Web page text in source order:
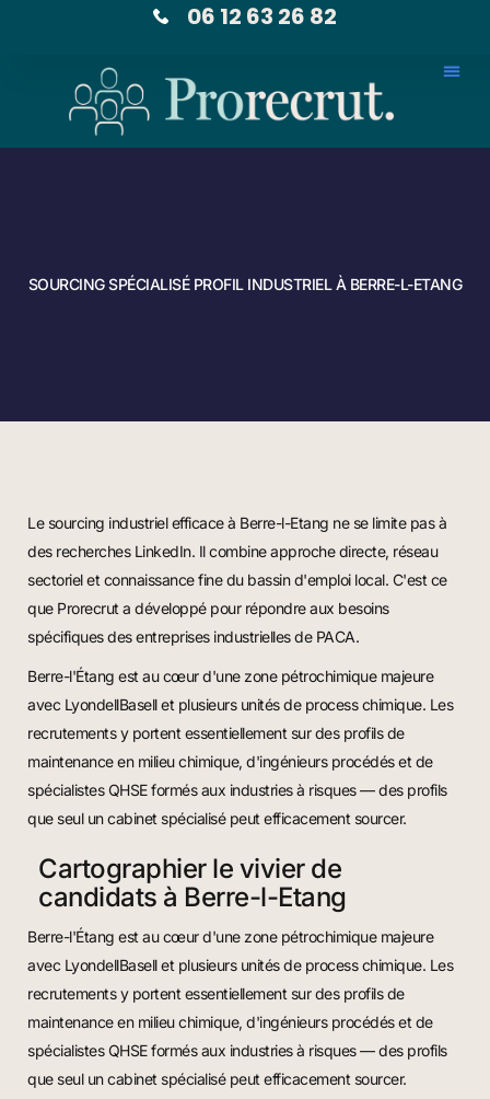
06 12 63 26 82
SOURCING SPÉCIALISÉ PROFIL INDUSTRIEL À BERRE-L-ETANG
Le sourcing industriel efficace à Berre-l-Etang ne se limite pas à
des recherches LinkedIn. Il combine approche directe, réseau
sectoriel et connaissance fine du bassin d'emploi local. C'est ce
que Prorecrut a développé pour répondre aux besoins
spécifiques des entreprises industrielles de PACA.
Berre-l'Étang est au cœur d'une zone pétrochimique majeure
avec LyondellBasell et plusieurs unités de process chimique. Les
recrutements y portent essentiellement sur des profils de
maintenance en milieu chimique, d'ingénieurs procédés et de
spécialistes QHSE formés aux industries à risques — des profils
que seul un cabinet spécialisé peut efficacement sourcer.
Cartographier le vivier de
candidats à Berre-l-Etang
Berre-l'Étang est au cœur d'une zone pétrochimique majeure
avec LyondellBasell et plusieurs unités de process chimique. Les
recrutements y portent essentiellement sur des profils de
maintenance en milieu chimique, d'ingénieurs procédés et de
spécialistes QHSE formés aux industries à risques — des profils
que seul un cabinet spécialisé peut efficacement sourcer.